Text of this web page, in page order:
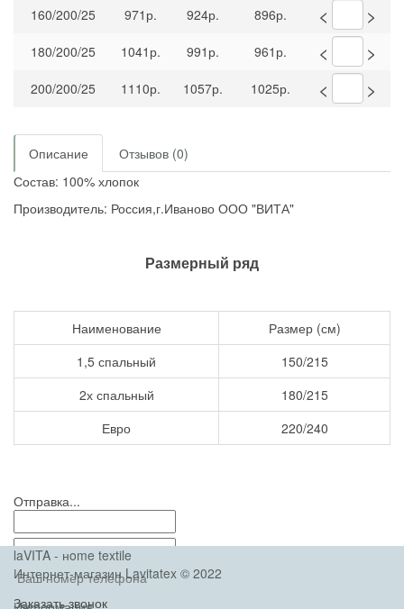
160/200/25 971р. 924р. 896р. < >
180/200/25 1041р. 991р. 961р. < >
200/200/25 1110р. 1057р. 1025р. < >
Описание
Отзывов (0)
Состав: 100% хлопок
Производитель: Россия,г.Иваново ООО "ВИТА"
Размерный ряд
Наименование
Размер (см)
1,5 спальный
150/215
2х спальный
180/215
Евро
220/240
Отправка...
Заказать звонок
laVITA - нome textile
Интернет-магазин Lavitatex © 2022